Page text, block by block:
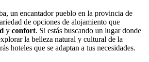
un encantador pueblo en la provincia de
de opciones de alojamiento que
y confort. Si estás buscando un lugar donde
la belleza natural y cultural de la
hoteles que se adaptan a tus necesidades.